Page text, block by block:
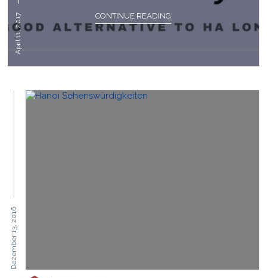
April 11, 2017 CONTINUE READING
Dezember 13, 2016